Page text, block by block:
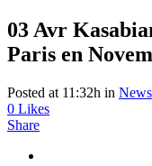
03 Avr
Paris en
Posted at 11:32h in News
0 Likes
Share